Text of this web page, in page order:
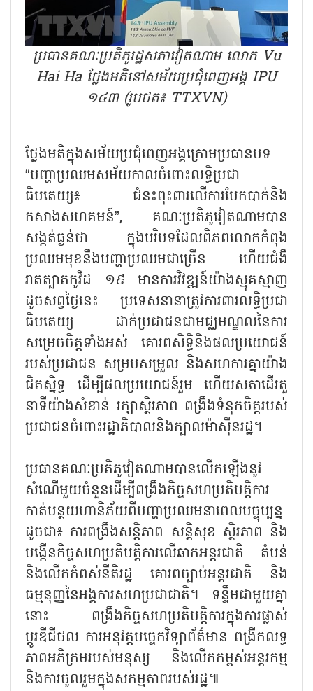
ប្រធានគណៈប្រតិភូរដ្ឋសភាវៀតណាម លោក Vu
Hai Ha ថ្លែងមតិនៅសម័យប្រជុំពេញអង្គ IPU
១៤៣ (រូបថត៖ TTXVN)
ថ្លែងមតិក្នុងសម័យប្រជុំពេញអង្គក្រោមប្រធានបទ
“បញ្ហាប្រឈមសម័យកាលចំពោះលទ្ធិប្រជា
ធិបតេយ្យ៖ ជំនះពុះពារលើការបែកបាក់និង
កសាងសហគមន៍”, គណៈប្រតិភូវៀតណាមបាន
សង្កត់ធ្ងន់ថា ក្នុងបរិបទដែលពិភពលោកកំពុង
ប្រឈមមុខនឹងបញ្ហាប្រឈមជាច្រើន ហើយជំងឺ
រាតត្បាតកូវីដ ១៩ មានការវិវឌ្ឍន៍យ៉ាងស្មុគស្មាញ
ដូចសព្វថ្ងៃនេះ ប្រទេសនានាត្រូវការពារលទ្ធិប្រជា
ធិបតេយ្យ ដាក់ប្រជាជនជាមជ្ឈមណ្ឌលនៃការ
សម្រេចចិត្តទាំងអស់ គោរពសិទ្ធិនិងផលប្រយោជន៍
របស់ប្រជាជន សម្របសម្រួល និងសហការគ្នាយ៉ាង
ជិតស្និទ្ធ ដើម្បីផលប្រយោជន៍រួម ហើយសភាដើរតួ
នាទីយ៉ាងសំខាន់ រក្សាស្ថិរភាព ពង្រឹងទំនុកចិត្តរបស់
ប្រជាជនចំពោះរដ្ឋាភិបាលនិងក្បាលម៉ាស៊ីនរដ្ឋ។
ប្រធានគណៈប្រតិភូវៀតណាមបានលើកឡើងនូវ
សំណើមួយចំនួនដើម្បីពង្រឹងកិច្ចសហប្រតិបត្តិការ
កាត់បន្ថយហានិភ័យពីបញ្ហាប្រឈមនាពេលបច្ចុប្បន្ន
ដូចជា៖ ការពង្រឹងសន្តិភាព សន្តិសុខ ស្ថិរភាព និង
បង្កើនកិច្ចសហប្រតិបត្តិការលើឆាកអន្តរជាតិ តំបន់
និងលើកកំពស់នីតិរដ្ឋ គោរពច្បាប់អន្តរជាតិ និង
ធម្មនុញ្ញនៃអង្គការសហប្រជាជាតិ។ ទន្ទឹមជាមួយគ្នា
នោះ ពង្រឹងកិច្ចសហប្រតិបត្តិការក្នុងការផ្លាស់
ប្តូរឌីជីថល ការអនុវត្តបច្ចេកវិទ្យាព័ត៌មាន ពង្រីកលទ្ធ
ភាពអភិក្រមរបស់មនុស្ស និងលើកកម្ពស់អន្តរកម្ម
និងការចូលរួមក្នុងសកម្មភាពរបស់រដ្ឋ៕